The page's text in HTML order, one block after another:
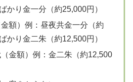
かり金一分（約25,000円）
額）例：昼夜共金一分（約
かり金二朱（約12,500円）
金額）例：金二朱（約12,500